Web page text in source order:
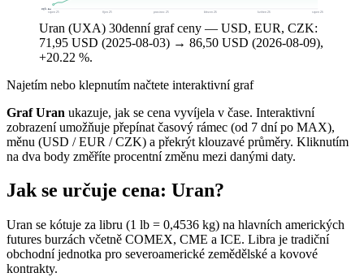
$69,84
srpen 25 říjen 25 prosinec 25 březen 26 květen 26 srpen 26
Uran (UXA) 30denní graf ceny — USD, EUR, CZK:
71,95 USD (2025-08-03) → 86,50 USD (2026-08-09),
+20.22 %.
Najetím nebo klepnutím načtete interaktivní graf
Graf Uran ukazuje, jak se cena vyvíjela v čase. Interaktivní
zobrazení umožňuje přepínat časový rámec (od 7 dní po MAX),
měnu (USD / EUR / CZK) a překrýt klouzavé průměry. Kliknutím
na dva body změříte procentní změnu mezi danými daty.
Jak se určuje cena: Uran?
Uran se kótuje za libru (1 lb = 0,4536 kg) na hlavních amerických
futures burzách včetně COMEX, CME a ICE. Libra je tradiční
obchodní jednotka pro severoamerické zemědělské a kovové
kontrakty.